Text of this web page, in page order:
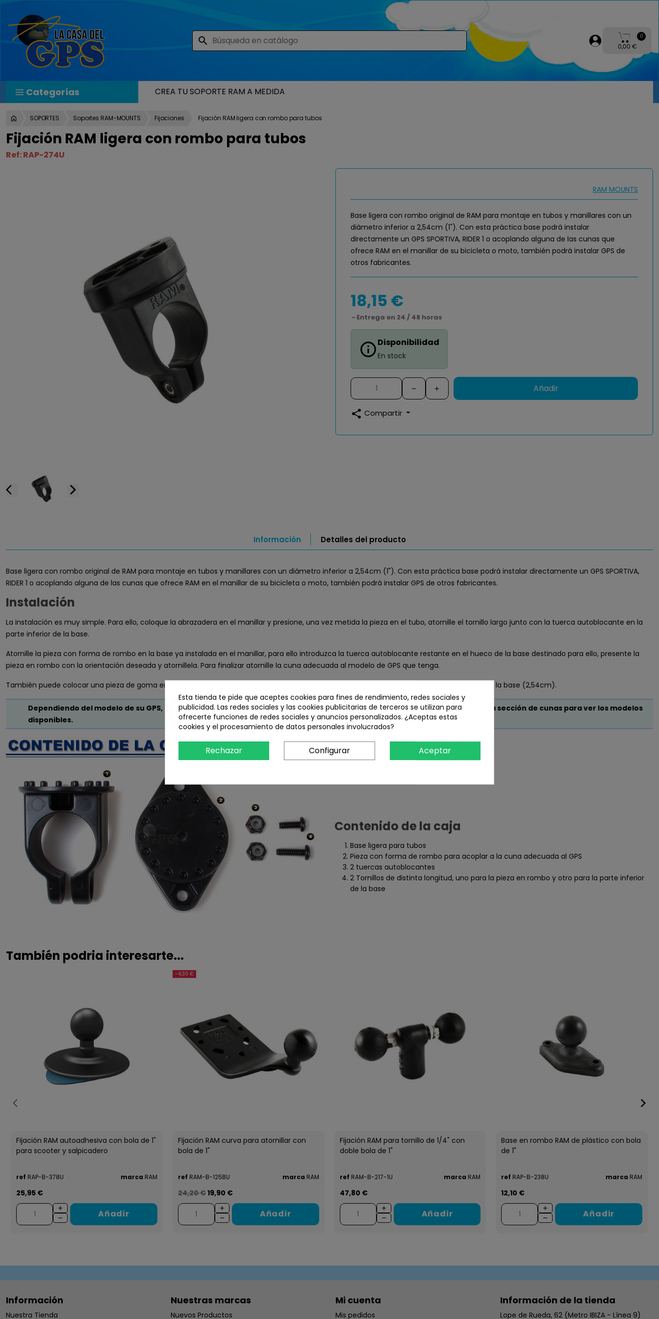
search 0
0,00 €
Categorías CREA TU SOPORTE RAM A MEDIDA
SOPORTES Soportes RAM-MOUNTS Fijaciones Fijación RAM ligera con rombo para tubos
Fijación RAM ligera con rombo para tubos
Ref:RAP-274U
arrow_back_ios arrow_forward_ios
RAM MOUNTS
Base ligera con rombo original de RAM para montaje en tubos y manillares con un
diámetro inferior a 2,54cm (1"). Con esta práctica base podrá instalar
directamente un GPS SPORTIVA, RIDER 1 o acoplando alguna de las cunas que
ofrece RAM en el manillar de su bicicleta o moto, también podrá instalar GPS de
otros fabricantes.
18,15 €
Entrega en 24 / 48 horas
info_outlineDisponibilidad
En stock
Añadir
share Compartir
Información Detalles del producto
Base ligera con rombo original de RAM para montaje en tubos y manillares con un diámetro inferior a 2,54cm (1"). Con esta práctica base podrá instalar directamente un GPS SPORTIVA,
RIDER 1 o acoplando alguna de las cunas que ofrece RAM en el manillar de su bicicleta o moto, también podrá instalar GPS de otros fabricantes.
Instalación
La instalación es muy simple. Para ello, coloque la abrazadera en el manillar y presione, una vez metida la pieza en el tubo, atornille el tornillo largo junto con la tuerca autoblocante en la
parte inferior de la base.
Atornille la pieza con forma de rombo en la base ya instalada en el manillar, para ello introduzca la tuerca autoblocante restante en el hueco de la base destinado para ello, presente la
pieza en rombo con la orientación deseada y atornillela. Para finalizar atornille la cuna adecuada al modelo de GPS que tenga.
También puede colocar una pieza de goma entre la base ligera y el manillar para evitar el deslizamiento y que se ajuste mejor al diámetro de la base (2,54cm).
Dependiendo del modelo de su GPS, necesita adquirir una cuna RAM especifica para completar el soporte. Consulte nuestra sección de cunas para ver los modelos
disponibles.
Contenido de la caja
Base ligera para tubos
Pieza con forma de rombo para acoplar a la cuna adecuada al GPS
2 tuercas autoblocantes
2 Tornillos de distinta longitud, uno para la pieza en rombo y otro para la parte inferior
de la base
También podria interesarte...
Fijación RAM autoadhesiva con bola de 1"
para scooter y salpicadero
ref RAP-B-378U marca RAM
25,95 €
Añadir
-4,30 €
Fijación RAM curva para atornillar con
bola de 1"
ref RAM-B-125BU marca RAM
24,20 €19,90 €
Añadir
Fijación RAM para tornillo de 1/4" con
doble bola de 1"
ref RAM-B-217-1U marca RAM
47,80 €
Añadir
Base en rombo RAM de plástico con bola
de 1"
ref RAP-B-238U marca RAM
12,10 €
Añadir
Información
Nuestra Tienda
Nuestras marcas
Nuevos Productos
Mi cuenta
Mis pedidos
Información de la tienda
Lope de Rueda, 62 (Metro IBIZA - Línea 9)
Esta tienda te pide que aceptes cookies para fines de rendimiento, redes sociales y
publicidad. Las redes sociales y las cookies publicitarias de terceros se utilizan para
ofrecerte funciones de redes sociales y anuncios personalizados. ¿Aceptas estas
cookies y el procesamiento de datos personales involucrados?
Rechazar Configurar Aceptar